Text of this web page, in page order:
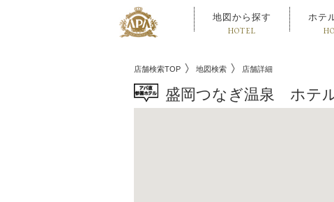
地図から探す
HOTEL
ホテ
店舗検索TOP 地図検索 店舗詳細
盛岡つなぎ温泉 ホテ